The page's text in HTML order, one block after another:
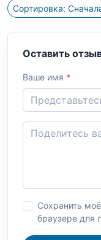
Сортировка:
Оставить
Ваше имя *
Сохранить
браузере для